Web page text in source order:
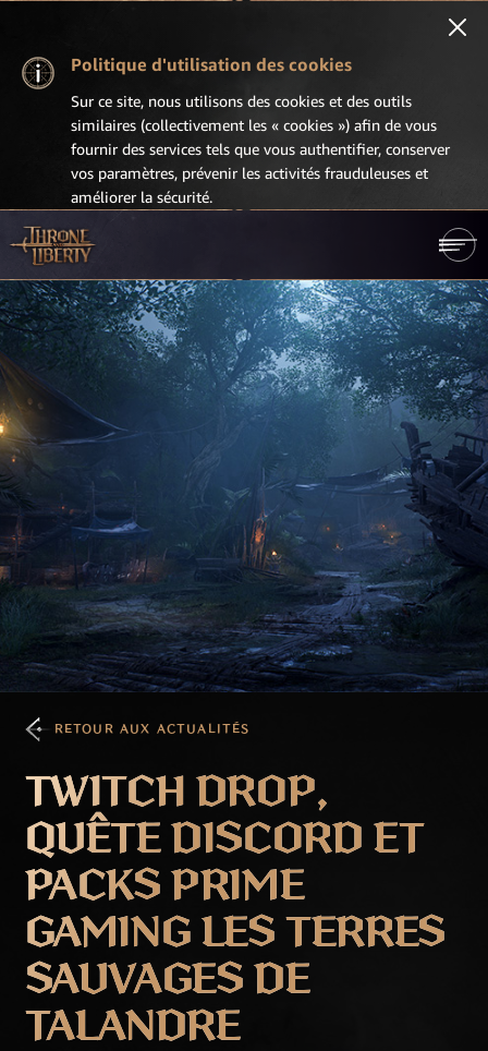
Politique d'utilisation des cookies
Sur ce site, nous utilisons des cookies et des outils
similaires (collectivement les « cookies ») afin de vous
fournir des services tels que vous authentifier, conserver
vos paramètres, prévenir les activités frauduleuses et
améliorer la sécurité.
RETOUR AUX ACTUALITÉS
TWITCH DROP,
QUÊTE DISCORD ET
PACKS PRIME
GAMING LES TERRES
SAUVAGES DE
TALANDRE